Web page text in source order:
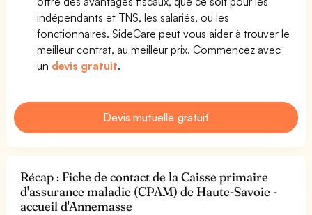
indépendants et TNS, les salariés, ou les
fonctionnaires. SideCare peut vous aider à trouver le
meilleur contrat, au meilleur prix. Commencez avec
un devis gratuit.
Devis mutuelle gratuit
Récap : Fiche de contact de la Caisse primaire
d'assurance maladie (CPAM) de Haute-Savoie -
accueil d'Annemasse